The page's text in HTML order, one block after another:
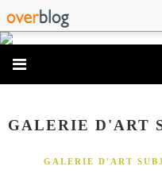
GALERIE D'ART
GALERIE D'ART